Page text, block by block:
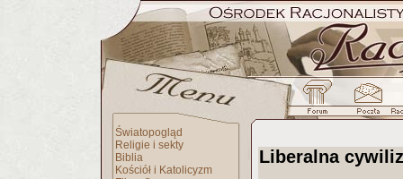
Światopogląd
Religie i sekty
Biblia
Kościół i Katolicyzm
Liberalna